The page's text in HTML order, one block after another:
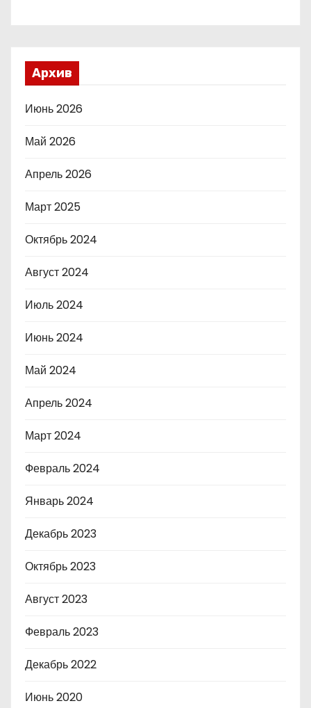
Архив
Июнь 2026
Май 2026
Апрель 2026
Март 2025
Октябрь 2024
Август 2024
Июль 2024
Июнь 2024
Май 2024
Апрель 2024
Март 2024
Февраль 2024
Январь 2024
Декабрь 2023
Октябрь 2023
Август 2023
Февраль 2023
Декабрь 2022
Июнь 2020